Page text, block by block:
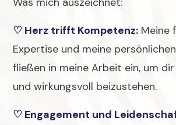
♡ Herz trifft Kompetenz: Meine
Expertise und meine
fließen in meine Arbeit ein, um
und wirkungsvoll beizustehen.
♡ Engagement und